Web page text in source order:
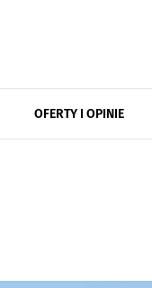
OFERTY I OPINIE